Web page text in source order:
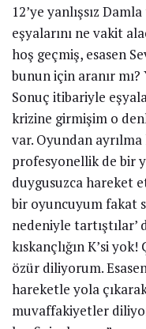
12’ye yanlışsız
eşyalarını ne vakit
hoş geçmiş, esasen
bunun için aranır mı?
Sonuç itibariyle
krizine girmişim o
var. Oyundan
profesyonellik de bir
duygusuzca hareket
bir oyuncuyum fakat
nedeniyle tartıştılar’
kıskançlığın K’si
özür diliyorum.
hareketle yola
muvaffakiyetler